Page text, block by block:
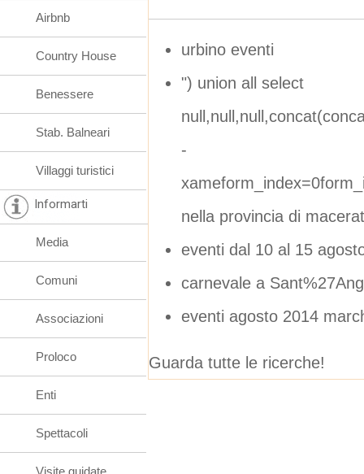
urbino eventi
") union all select
-
nella provincia di
eventi dal 10 al 15
carnevale a
eventi agosto 2014
Guarda tutte le ricerche!
Airbnb
Country House
Benessere
Stab. Balneari
Villaggi turistici
Informarti
Media
Comuni
Associazioni
Proloco
Enti
Spettacoli
Visite guidate